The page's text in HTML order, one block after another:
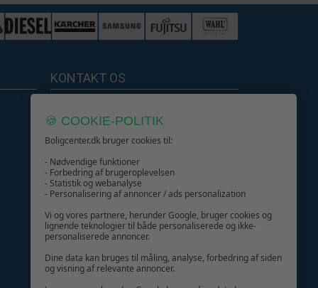
KONTAKT OS
Kundeservice
GIV GLÆDE MED ET GAVEKORT!
🍪 COOKIE-POLITIK
Boligcenter.dk bruger cookies til:
- Nødvendige funktioner
- Forbedring af brugeroplevelsen
- Statistik og webanalyse
- Personalisering af annoncer / ads personalization
Vi og vores partnere, herunder Google, bruger cookies og
lignende teknologier til både personaliserede og ikke-
personaliserede annoncer.
Dine data kan bruges til måling, analyse, forbedring af siden
og visning af relevante annoncer.